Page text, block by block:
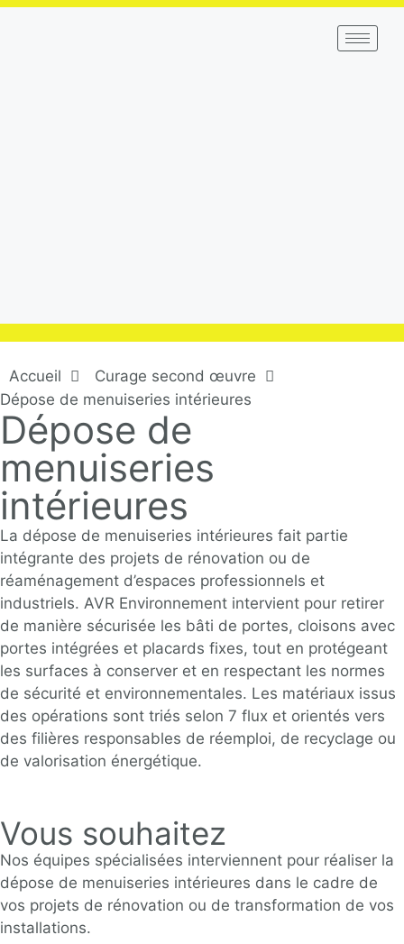
Accueil
Curage second œuvre
Dépose de menuiseries intérieures
Dépose de
menuiseries
intérieures
La dépose de menuiseries intérieures fait partie
intégrante des projets de rénovation ou de
réaménagement d’espaces professionnels et
industriels. AVR Environnement intervient pour retirer
de manière sécurisée les bâti de portes, cloisons avec
portes intégrées et placards fixes, tout en protégeant
les surfaces à conserver et en respectant les normes
de sécurité et environnementales. Les matériaux issus
des opérations sont triés selon 7 flux et orientés vers
des filières responsables de réemploi, de recyclage ou
de valorisation énergétique.
Vous souhaitez
Nos équipes spécialisées interviennent pour réaliser la
dépose de menuiseries intérieures dans le cadre de
vos projets de rénovation ou de transformation de vos
installations.